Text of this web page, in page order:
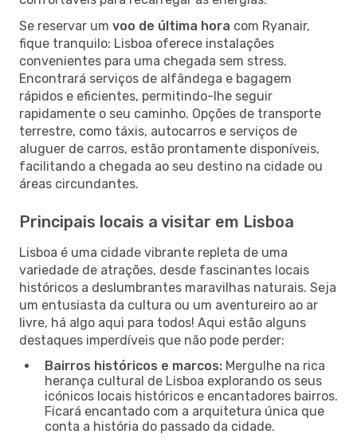
Se reservar um voo de última hora com Ryanair,
fique tranquilo: Lisboa oferece instalações
convenientes para uma chegada sem stress.
Encontrará serviços de alfândega e bagagem
rápidos e eficientes, permitindo-lhe seguir
rapidamente o seu caminho. Opções de transporte
terrestre, como táxis, autocarros e serviços de
aluguer de carros, estão prontamente disponíveis,
facilitando a chegada ao seu destino na cidade ou
áreas circundantes.
Principais locais a visitar em Lisboa
Lisboa é uma cidade vibrante repleta de uma
variedade de atrações, desde fascinantes locais
históricos a deslumbrantes maravilhas naturais. Seja
um entusiasta da cultura ou um aventureiro ao ar
livre, há algo aqui para todos! Aqui estão alguns
destaques imperdíveis que não pode perder:
Bairros históricos e marcos: Mergulhe na rica
herança cultural de Lisboa explorando os seus
icónicos locais históricos e encantadores bairros.
Ficará encantado com a arquitetura única que
conta a história do passado da cidade.